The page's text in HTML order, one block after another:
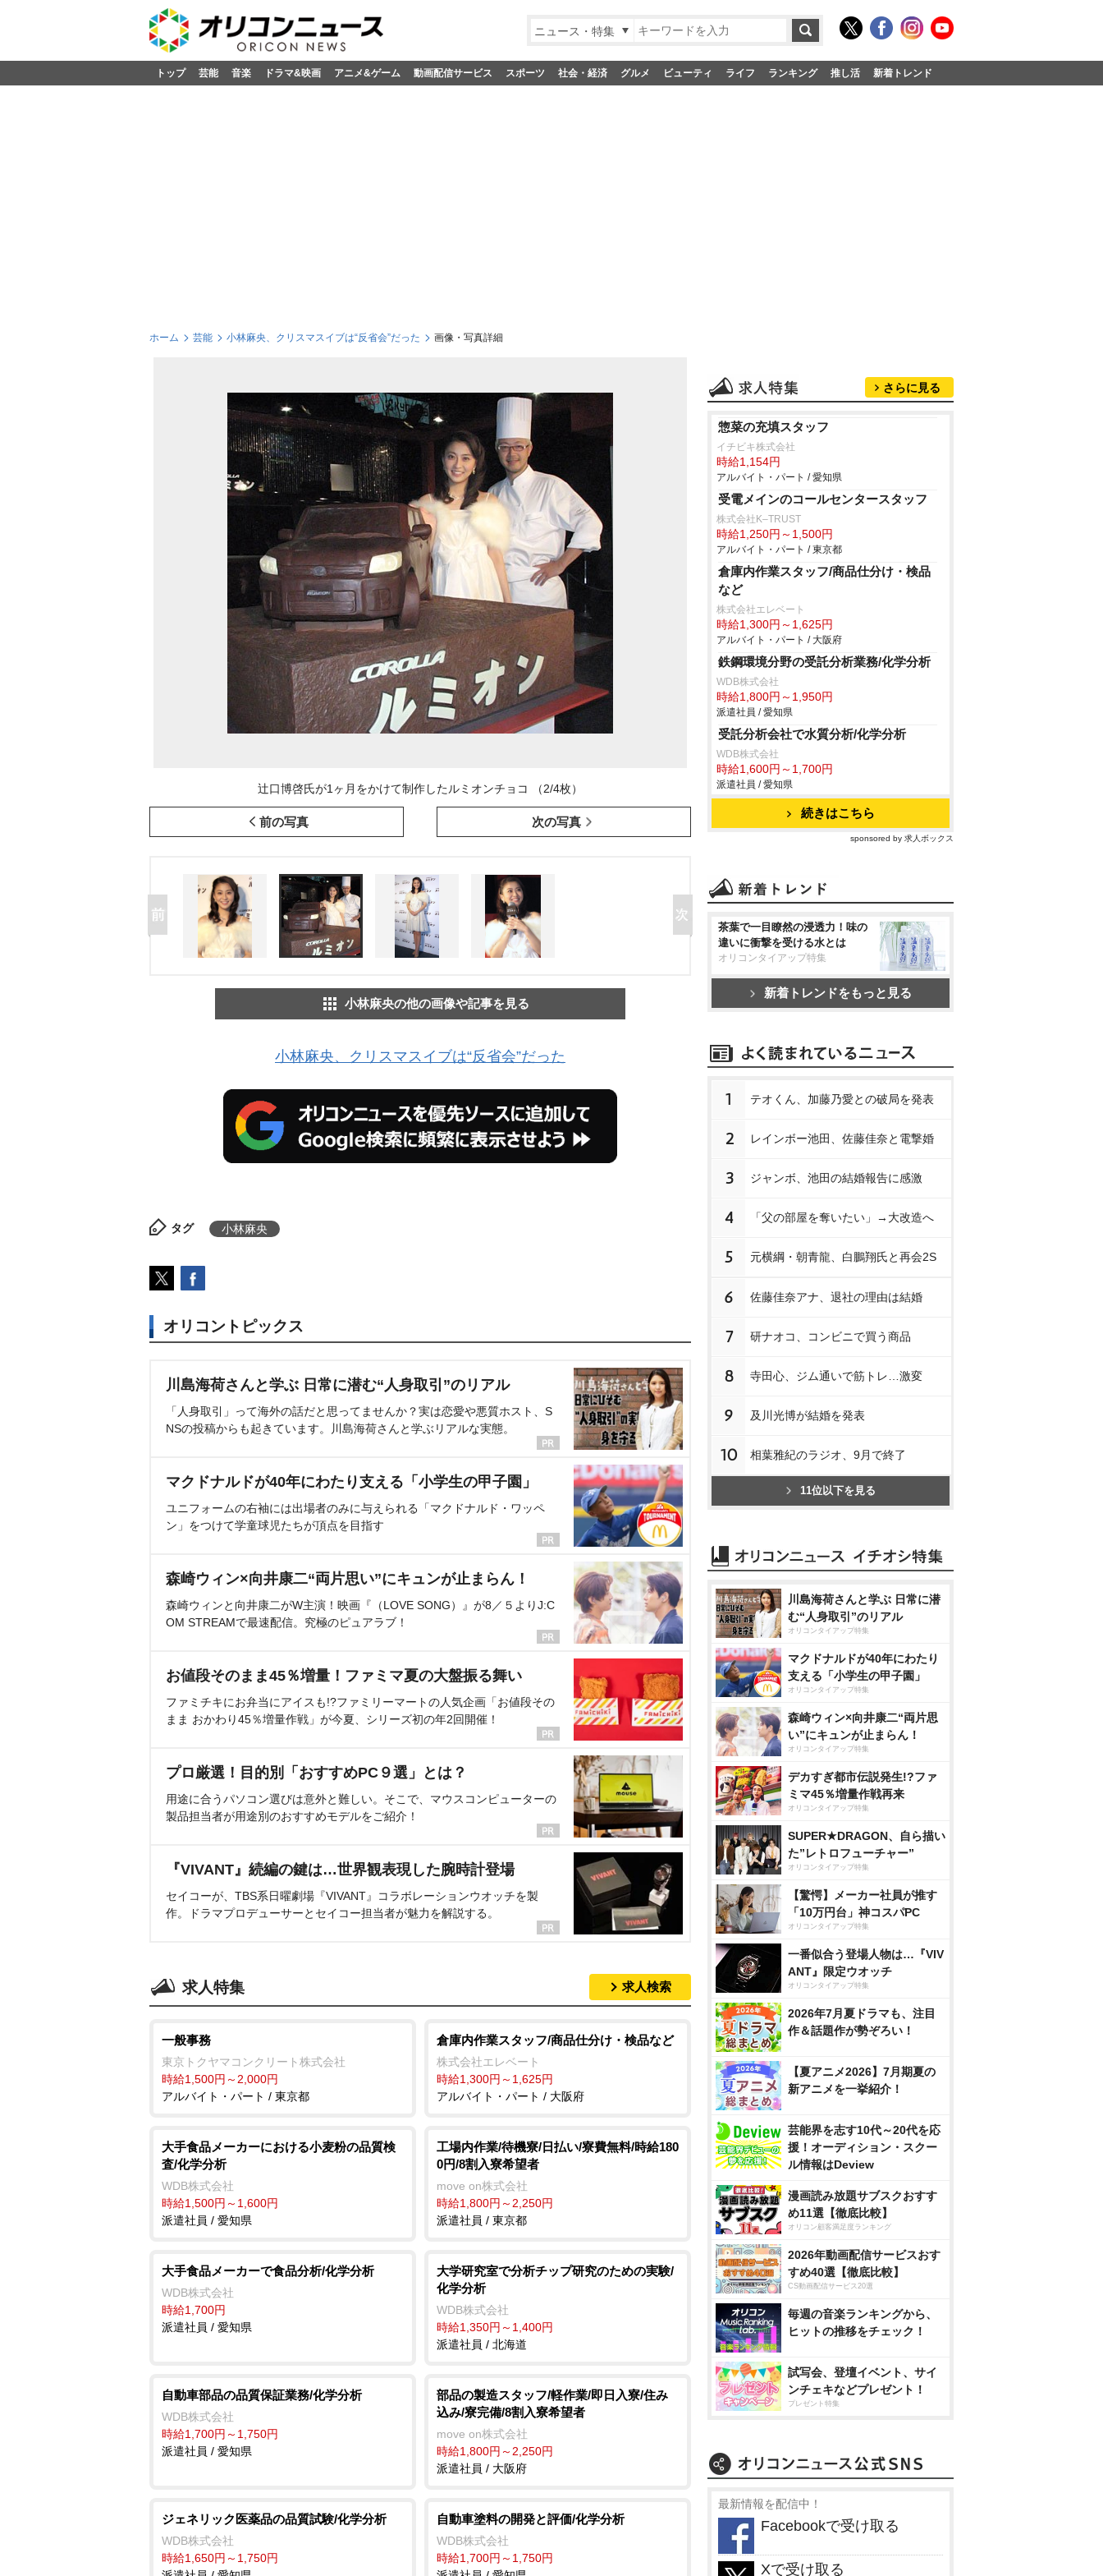
ニュース・特集
トップ 芸能 音楽 ドラマ&映画 アニメ&ゲーム 動画配信サービス スポーツ 社会・経済 グルメ ビューティ ライフ ランキング 推し活 新着トレンド
ホーム 芸能 小林麻央、クリスマスイブは“反省会”だった 画像・写真詳細
辻口博啓氏が1ヶ月をかけて制作したルミオンチョコ （2/4枚）
前の写真 次の写真
小林麻央の他の画像や記事を見る
小林麻央、クリスマスイブは“反省会”だった
タグ 小林麻央
オリコントピックス
川島海荷さんと学ぶ 日常に潜む“人身取引”のリアル
「人身取引」って海外の話だと思ってませんか？実は恋愛や悪質ホスト、S
NSの投稿からも起きています。川島海荷さんと学ぶリアルな実態。
マクドナルドが40年にわたり支える「小学生の甲子園」
ユニフォームの右袖には出場者のみに与えられる「マクドナルド・ワッペ
ン」をつけて学童球児たちが頂点を目指す
森崎ウィン×向井康二“両片思い”にキュンが止まらん！
森崎ウィンと向井康二がW主演！映画『（LOVE SONG）』が8／５よりJ:C
OM STREAMで最速配信。究極のピュアラブ！
お値段そのまま45％増量！ファミマ夏の大盤振る舞い
ファミチキにお弁当にアイスも!?ファミリーマートの人気企画「お値段その
まま おかわり45％増量作戦」が今夏、シリーズ初の年2回開催！
プロ厳選！目的別「おすすめPC９選」とは？
用途に合うパソコン選びは意外と難しい。そこで、マウスコンピューターの
製品担当者が用途別のおすすめモデルをご紹介！
『VIVANT』続編の鍵は…世界観表現した腕時計登場
セイコーが、TBS系日曜劇場『VIVANT』コラボレーションウオッチを製
作。ドラマプロデューサーとセイコー担当者が魅力を解説する。
求人特集 求人検索
一般事務
東京トクヤマコンクリート株式会社
時給1,500円～2,000円
アルバイト・パート / 東京都
倉庫内作業スタッフ/商品仕分け・検品など
株式会社エレベート
時給1,300円～1,625円
アルバイト・パート / 大阪府
大手食品メーカーにおける小麦粉の品質検
査/化学分析
WDB株式会社
時給1,500円～1,600円
派遣社員 / 愛知県
工場内作業/待機寮/日払い/寮費無料/時給180
0円/8割入寮希望者
move on株式会社
時給1,800円～2,250円
派遣社員 / 東京都
大手食品メーカーで食品分析/化学分析
WDB株式会社
時給1,700円
派遣社員 / 愛知県
大学研究室で分析チップ研究のための実験/
化学分析
WDB株式会社
時給1,350円～1,400円
派遣社員 / 北海道
自動車部品の品質保証業務/化学分析
WDB株式会社
時給1,700円～1,750円
派遣社員 / 愛知県
部品の製造スタッフ/軽作業/即日入寮/住み
込み/寮完備/8割入寮希望者
move on株式会社
時給1,800円～2,250円
派遣社員 / 大阪府
ジェネリック医薬品の品質試験/化学分析
WDB株式会社
時給1,650円～1,750円
自動車塗料の開発と評価/化学分析
WDB株式会社
時給1,700円～1,750円
さらに見る
惣菜の充填スタッフ
イチビキ株式会社
時給1,154円
アルバイト・パート / 愛知県
受電メインのコールセンタースタッフ
株式会社K–TRUST
時給1,250円～1,500円
アルバイト・パート / 東京都
倉庫内作業スタッフ/商品仕分け・検品
など
株式会社エレベート
時給1,300円～1,625円
アルバイト・パート / 大阪府
鉄鋼環境分野の受託分析業務/化学分析
WDB株式会社
時給1,800円～1,950円
派遣社員 / 愛知県
受託分析会社で水質分析/化学分析
WDB株式会社
時給1,600円～1,700円
派遣社員 / 愛知県
続きはこちら
sponsored by 求人ボックス
茶葉で一目瞭然の浸透力！味の
違いに衝撃を受ける水とは
オリコンタイアップ特集
新着トレンドをもっと見る
1 テオくん、加藤乃愛との破局を発表
2 レインボー池田、佐藤佳奈と電撃婚
3 ジャンボ、池田の結婚報告に感激
4 「父の部屋を奪いたい」→大改造へ
5 元横綱・朝青龍、白鵬翔氏と再会2S
6 佐藤佳奈アナ、退社の理由は結婚
7 研ナオコ、コンビニで買う商品
8 寺田心、ジム通いで筋トレ…激変
9 及川光博が結婚を発表
10 相葉雅紀のラジオ、9月で終了
11位以下を見る
川島海荷さんと学ぶ 日常に潜
む“人身取引”のリアル
オリコンタイアップ特集
マクドナルドが40年にわたり
支える「小学生の甲子園」
オリコンタイアップ特集
森崎ウィン×向井康二“両片思
い”にキュンが止まらん！
オリコンタイアップ特集
デカすぎ都市伝説発生!?ファ
ミマ45％増量作戦再来
オリコンタイアップ特集
SUPER★DRAGON、自ら描い
た”レトロフューチャー”
オリコンタイアップ特集
【驚愕】メーカー社員が推す
「10万円台」神コスパPC
オリコンタイアップ特集
一番似合う登場人物は…『VIV
ANT』限定ウオッチ
オリコンタイアップ特集
2026年7月夏ドラマも、注目
作＆話題作が勢ぞろい！
【夏アニメ2026】7月期夏の
新アニメを一挙紹介！
芸能界を志す10代～20代を応
援！オーディション・スクー
ル情報はDeview
漫画読み放題サブスクおすす
め11選【徹底比較】
オリコン顧客満足度ランキング
2026年動画配信サービスおす
すめ40選【徹底比較】
CS動画配信サービス20選
毎週の音楽ランキングから、
ヒットの推移をチェック！
試写会、登壇イベント、サイ
ンチェキなどプレゼント！
プレゼント特集
最新情報を配信中！
Facebookで受け取る
Xで受け取る